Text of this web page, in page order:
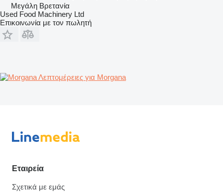
Μεγάλη Βρετανία
Used Food Machinery Ltd
Επικοινωνία με τον πωλητή
Λεπτομέρειες για Morgana
Εταιρεία
Σχετικά με εμάς